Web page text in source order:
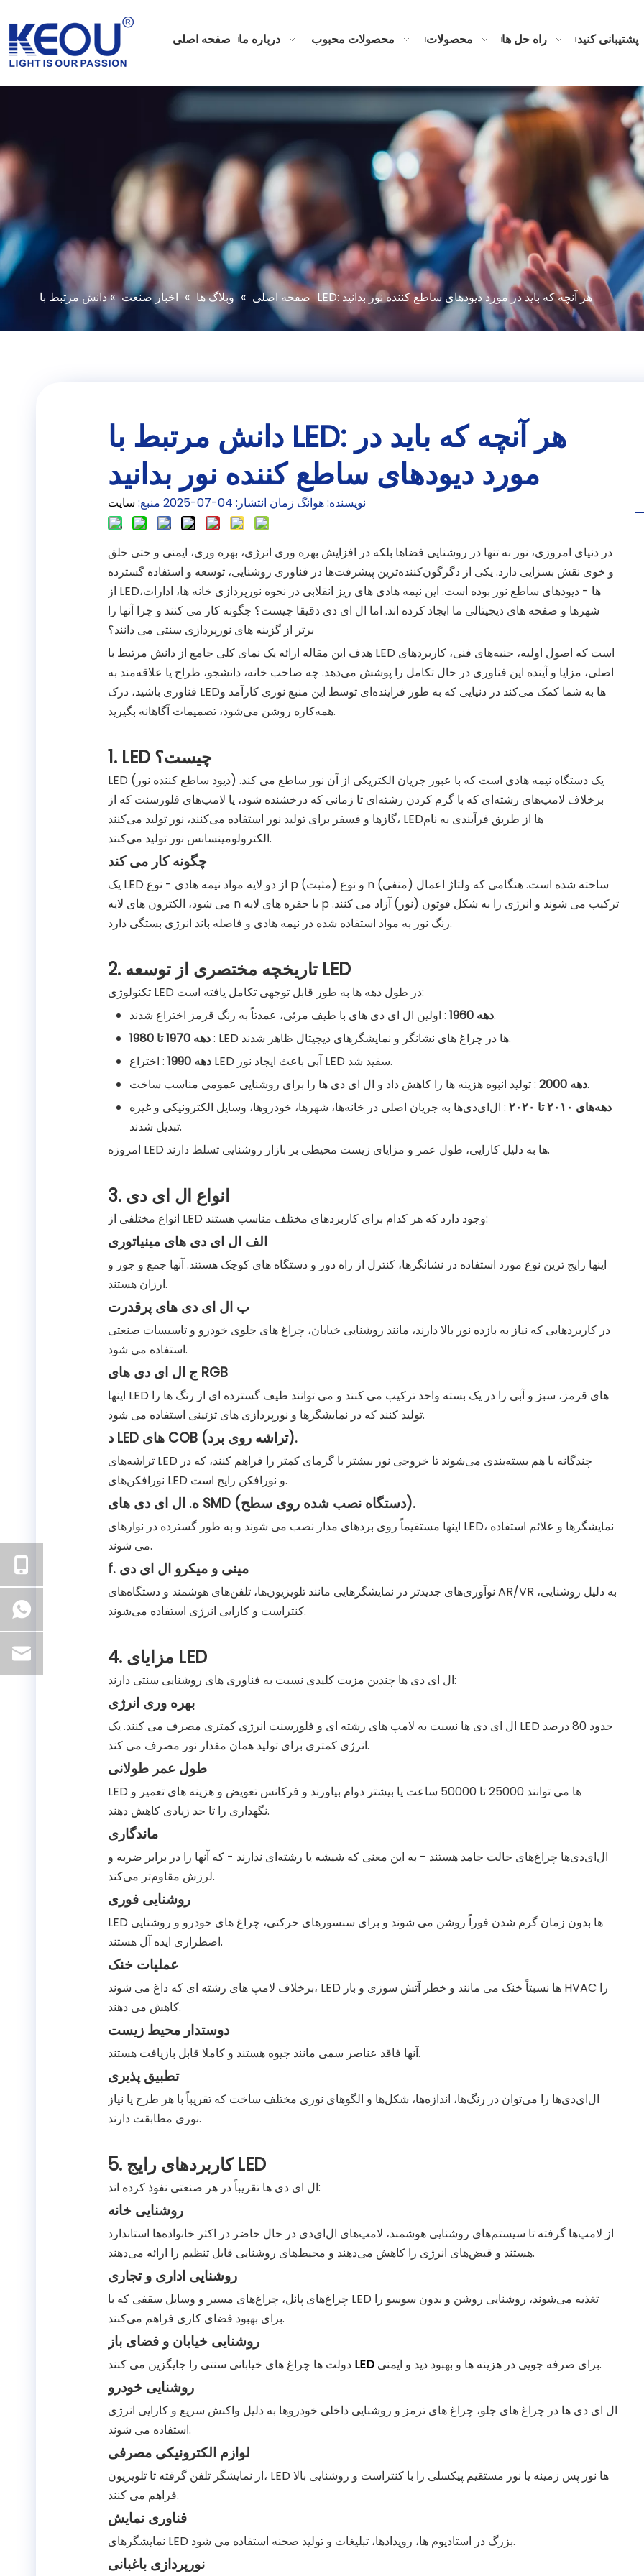
صفحه اصلی درباره ما محصولات محبوب محصولات راه حل ها پشتیبانی کنید
صفحه اصلی » وبلاگ ها » اخبار صنعت » دانش مرتبط با LED: هر آنچه که باید در مورد دیودهای ساطع کننده نور بدانید
دانش مرتبط با LED: هر آنچه که باید در
مورد دیودهای ساطع کننده نور بدانید
نویسنده: هوانگ زمان انتشار: 04-07-2025 منبع: سایت
در دنیای امروزی، نور نه تنها در روشنایی فضاها بلکه در افزایش بهره وری انرژی، بهره وری، ایمنی و حتی خلق
و خوی نقش بسزایی دارد. یکی از دگرگون‌کننده‌ترین پیشرفت‌ها در فناوری روشنایی، توسعه و استفاده گسترده
از LED‌ها - دیودهای ساطع نور بوده است. این نیمه هادی های ریز انقلابی در نحوه نورپردازی خانه ها، ادارات،
شهرها و صفحه های دیجیتالی ما ایجاد کرده اند. اما ال ای دی دقیقا چیست؟ چگونه کار می کنند و چرا آنها را
برتر از گزینه های نورپردازی سنتی می دانند؟
هدف این مقاله ارائه یک نمای کلی جامع از دانش مرتبط با LED است که اصول اولیه، جنبه‌های فنی، کاربردهای
اصلی، مزایا و آینده این فناوری در حال تکامل را پوشش می‌دهد. چه صاحب خانه، دانشجو، طراح یا علاقه‌مند به
فناوری باشید، درک LED‌ها به شما کمک می‌کند در دنیایی که به طور فزاینده‌ای توسط این منبع نوری کارآمد و
همه‌کاره روشن می‌شود، تصمیمات آگاهانه بگیرید.
1. LED چیست؟
LED (دیود ساطع کننده نور) یک دستگاه نیمه هادی است که با عبور جریان الکتریکی از آن نور ساطع می کند.
برخلاف لامپ‌های رشته‌ای که با گرم کردن رشته‌ای تا زمانی که درخشنده شود، یا لامپ‌های فلورسنت که از
گازها و فسفر برای تولید نور استفاده می‌کنند، نور تولید می‌کنند، LED‌ها از طریق فرآیندی به نام
الکترولومینسانس نور تولید می‌کنند.
چگونه کار می کند
یک LED از دو لایه مواد نیمه هادی - نوع p (مثبت) و نوع n (منفی) ساخته شده است. هنگامی که ولتاژ اعمال
می شود، الکترون های لایه n با حفره های لایه p ترکیب می شوند و انرژی را به شکل فوتون (نور) آزاد می کنند.
رنگ نور به مواد استفاده شده در نیمه هادی و فاصله باند انرژی بستگی دارد.
2. تاریخچه مختصری از توسعه LED
تکنولوژی LED در طول دهه ها به طور قابل توجهی تکامل یافته است:
دهه 1960: اولین ال ای دی های با طیف مرئی، عمدتاً به رنگ قرمز اختراع شدند.
: LED ها در چراغ های نشانگر و نمایشگرهای دیجیتال ظاهر شدند.
دهه 1990
: اختراع LED آبی باعث ایجاد نور LED سفید شد.
دهه 2000: تولید انبوه هزینه ها را کاهش داد و ال ای دی ها را برای روشنایی عمومی مناسب ساخت.
دهه‌های ۲۰۱۰ تا ۲۰۲۰
: ال‌ای‌دی‌ها به جریان اصلی در خانه‌ها، شهرها، خودروها، وسایل الکترونیکی و غیره
تبدیل شدند.
امروزه LED ها به دلیل کارایی، طول عمر و مزایای زیست محیطی بر بازار روشنایی تسلط دارند.
3. انواع ال ای دی
انواع مختلفی از LED وجود دارد که هر کدام برای کاربردهای مختلف مناسب هستند:
الف ال ای دی های مینیاتوری
اینها رایج ترین نوع مورد استفاده در نشانگرها، کنترل از راه دور و دستگاه های کوچک هستند. آنها جمع و جور و
ارزان هستند.
ب ال ای دی های پرقدرت
در کاربردهایی که نیاز به بازده نور بالا دارند، مانند روشنایی خیابان، چراغ های جلوی خودرو و تاسیسات صنعتی
استفاده می شود.
ج ال ای دی های RGB
اینها LED های قرمز، سبز و آبی را در یک بسته واحد ترکیب می کنند و می توانند طیف گسترده ای از رنگ ها را
تولید کنند که در نمایشگرها و نورپردازی های تزئینی استفاده می شود.
د LED های COB (تراشه روی برد).
تراشه‌های LED چندگانه با هم بسته‌بندی می‌شوند تا خروجی نور بیشتر با گرمای کمتر را فراهم کنند، که در
نورافکن‌های LED و نورافکن رایج است.
ه. ال ای دی های SMD (دستگاه نصب شده روی سطح).
اینها مستقیماً روی بردهای مدار نصب می شوند و به طور گسترده در نوارهای LED، نمایشگرها و علائم استفاده
می شوند.
f. مینی و میکرو ال ای دی
نوآوری‌های جدیدتر در نمایشگرهایی مانند تلویزیون‌ها، تلفن‌های هوشمند و دستگاه‌های AR/VR به دلیل روشنایی،
کنتراست و کارایی انرژی استفاده می‌شوند.
4. مزایای LED
ال ای دی ها چندین مزیت کلیدی نسبت به فناوری های روشنایی سنتی دارند:
بهره وری انرژی
ال ای دی ها نسبت به لامپ های رشته ای و فلورسنت انرژی کمتری مصرف می کنند. یک LED حدود 80 درصد
انرژی کمتری برای تولید همان مقدار نور مصرف می کند.
طول عمر طولانی
LED ها می توانند 25000 تا 50000 ساعت یا بیشتر دوام بیاورند و فرکانس تعویض و هزینه های تعمیر و
نگهداری را تا حد زیادی کاهش دهند.
ماندگاری
ال‌ای‌دی‌ها چراغ‌های حالت جامد هستند - به این معنی که شیشه یا رشته‌ای ندارند - که آنها را در برابر ضربه و
لرزش مقاوم‌تر می‌کند.
روشنایی فوری
LED ها بدون زمان گرم شدن فوراً روشن می شوند و برای سنسورهای حرکتی، چراغ های خودرو و روشنایی
اضطراری ایده آل هستند.
عملیات خنک
برخلاف لامپ های رشته ای که داغ می شوند، LED ها نسبتاً خنک می مانند و خطر آتش سوزی و بار HVAC را
کاهش می دهند.
دوستدار محیط زیست
آنها فاقد عناصر سمی مانند جیوه هستند و کاملا قابل بازیافت هستند.
تطبیق پذیری
ال‌ای‌دی‌ها را می‌توان در رنگ‌ها، اندازه‌ها، شکل‌ها و الگوهای نوری مختلف ساخت که تقریباً با هر طرح یا نیاز
نوری مطابقت دارند.
5. کاربردهای رایج LED
ال ای دی ها تقریباً در هر صنعتی نفوذ کرده اند:
روشنایی خانه
از لامپ‌ها گرفته تا سیستم‌های روشنایی هوشمند، لامپ‌های ال‌ای‌دی در حال حاضر در اکثر خانواده‌ها استاندارد
هستند و قبض‌های انرژی را کاهش می‌دهند و محیط‌های روشنایی قابل تنظیم را ارائه می‌دهند.
روشنایی اداری و تجاری
چراغ‌های پانل، چراغ‌های مسیر و وسایل سقفی که با LED تغذیه می‌شوند، روشنایی روشن و بدون سوسو را
برای بهبود فضای کاری فراهم می‌کنند.
روشنایی خیابان و فضای باز
LED برای صرفه جویی در هزینه ها و بهبود دید و ایمنی.
روشنایی خودرو
ال ای دی ها در چراغ های جلو، چراغ های ترمز و روشنایی داخلی خودروها به دلیل واکنش سریع و کارایی انرژی
استفاده می شوند.
لوازم الکترونیکی مصرفی
از نمایشگر تلفن گرفته تا تلویزیون، LED ها نور پس زمینه یا نور مستقیم پیکسلی را با کنتراست و روشنایی بالا
فراهم می کنند.
فناوری نمایش
نمایشگرهای LED بزرگ در استادیوم ها، رویدادها، تبلیغات و تولید صحنه استفاده می شود.
نورپردازی باغبانی